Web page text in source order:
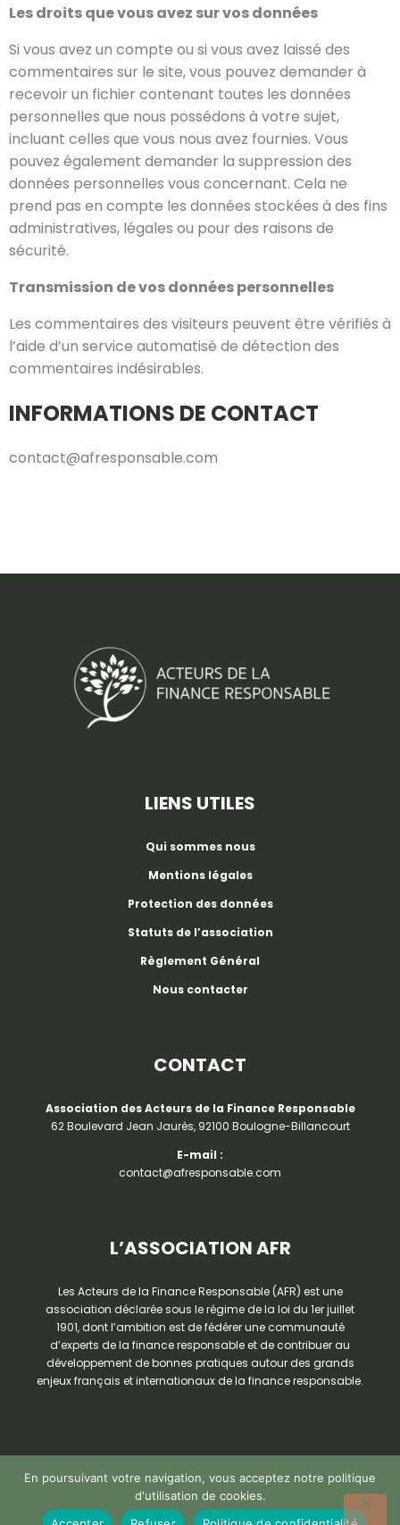
Les droits que vous avez sur vos données
Si vous avez un compte ou si vous avez laissé des
commentaires sur le site, vous pouvez demander à
recevoir un fichier contenant toutes les données
personnelles que nous possédons à votre sujet,
incluant celles que vous nous avez fournies. Vous
pouvez également demander la suppression des
données personnelles vous concernant. Cela ne
prend pas en compte les données stockées à des fins
administratives, légales ou pour des raisons de
sécurité.
Transmission de vos données personnelles
Les commentaires des visiteurs peuvent être vérifiés à
l’aide d’un service automatisé de détection des
commentaires indésirables.
INFORMATIONS DE CONTACT
contact@afresponsable.com
LIENS UTILES
Qui sommes nous
Mentions légales
Protection des données
Statuts de l’association
Règlement Général
Nous contacter
CONTACT
Association des Acteurs de la Finance Responsable
62 Boulevard Jean Jaurès, 92100 Boulogne-Billancourt
E-mail :
contact@afresponsable.com
L’ASSOCIATION AFR
Les Acteurs de la Finance Responsable (AFR) est une
association déclarée sous le régime de la loi du 1er juillet
1901, dont l’ambition est de fédérer une communauté
d’experts de la finance responsable et de contribuer au
développement de bonnes pratiques autour des grands
enjeux français et internationaux de la finance responsable.
En poursuivant votre navigation, vous acceptez notre politique
d'utilisation de cookies.